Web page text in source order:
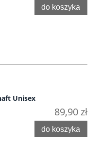
do koszyka
Unisex
89,90 zł
do koszyka